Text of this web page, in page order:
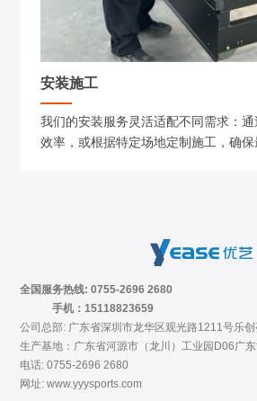
安装施工
我们的安装服务灵活适配不同需求：
效率，或根据特定场地定制施工，确保
全国服务热线: 0755-2696 2680
手机：15118823659
公司总部: 广东省深圳市龙华区观光路1211号乐
生产基地：广东省河源市（龙川）工业园D06广
电话: 0755-2696 2680
网址: www.yyysports.com